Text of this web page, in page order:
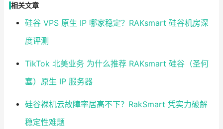
相关文章
硅谷 VPS 原生 IP 哪家稳定？RAKsmart 硅谷机房深
度评测
TikTok 北美业务 为什么推荐 RAKsmart 硅谷（圣何
塞）原生 IP 服务器
硅谷裸机云故障率居高不下？RakSmart 凭实力破解
稳定性难题